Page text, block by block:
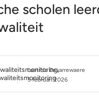
scholen
,
Laeticia Devarrewaere
5 februari 2026